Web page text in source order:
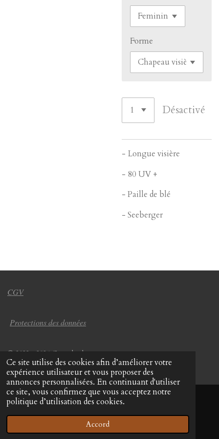
Ce site utilise des cookies afin d’améliorer votre
expérience utilisateur et vous proposer des
annonces personnalisées. En continuant d'utiliser
ce site, vous confirmez que vous acceptez notre
politique d’utilisation des cookies.
Accord
Forme
Désactivé
- Longue visière
- 80 UV +
- Paille de blé
- Seeberger
CGV
Protections des données
© 2022 - 2026 Coup de chapeau
Propulsé parWebador